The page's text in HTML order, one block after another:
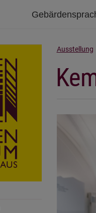
Ausstellung